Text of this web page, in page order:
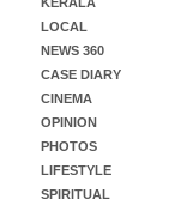
LOCAL
NEWS 360
CASE DIARY
CINEMA
OPINION
PHOTOS
LIFESTYLE
SPIRITUAL